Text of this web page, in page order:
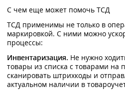
С чем еще может помочь ТСД
ТСД применимы не только в
маркировкой. С ними можно
процессы:
Инвентаризация. Не нужно
товары из списка с товарами на
сканировать штрихкоды и
актуальном наличии в